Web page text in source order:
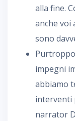
alla fine.
anche voi
sono
Purtroppo
impegni
abbiamo
interventi
narrator